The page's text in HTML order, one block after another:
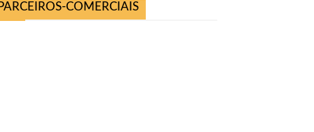
PARCEIROS-COMERCIAIS